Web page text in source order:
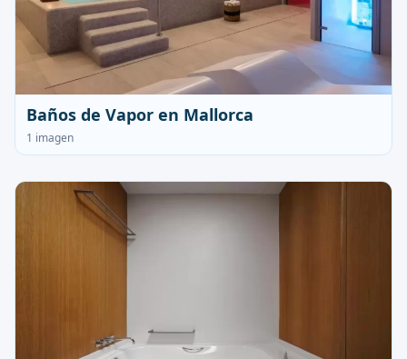
Baños de Vapor en Mallorca
1 imagen